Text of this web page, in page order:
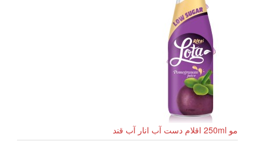
مو 250ml اقلام دست آب انار آب قند